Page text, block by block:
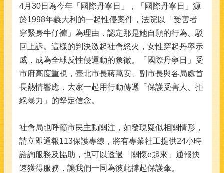
4月30日為今年「國際丹寧日」，「國際丹寧日」源
於1998年義大利的一起性侵案件，法院以「受害者
穿緊身牛仔褲」為理由，認定那是她自願的行為、駁
回上訴。這樣的判決激起社會怒火，女性穿起丹寧示
威，成為全球反性侵運動的象徵。「國際丹寧日」受
市府高度重視，臺北市長蔣萬安、副市長與各局處首
長熱情響應，大家一起用行動傳遞「保護受害人、拒
絕暴力」的堅定信念。
社會局也呼籲市民主動關注，如發現疑似相關情形，
請立即通報113保護專線，將有專業社工提供24小時
諮詢服務及協助，也可以透過「關懷e起來」通報快
速獲得服務，讓我們一同為彼此撐起保護傘。